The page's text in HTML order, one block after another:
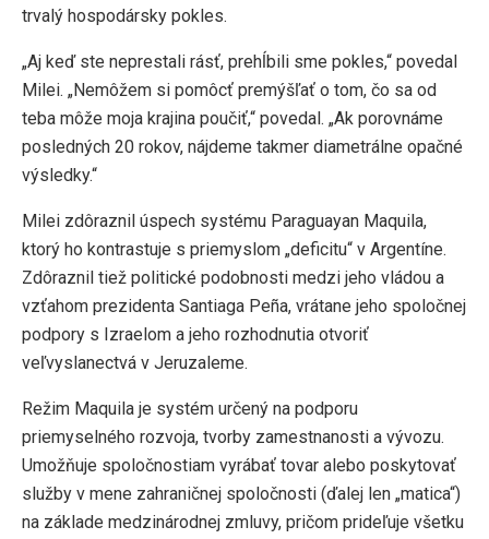
trvalý hospodársky pokles.
„Aj keď ste neprestali rásť, prehĺbili sme pokles,“ povedal
Milei. „Nemôžem si pomôcť premýšľať o tom, čo sa od
teba môže moja krajina poučiť,“ povedal. „Ak porovnáme
posledných 20 rokov, nájdeme takmer diametrálne opačné
výsledky.“
Milei zdôraznil úspech systému Paraguayan Maquila,
ktorý ho kontrastuje s priemyslom „deficitu“ v Argentíne.
Zdôraznil tiež politické podobnosti medzi jeho vládou a
vzťahom prezidenta Santiaga Peña, vrátane jeho spoločnej
podpory s Izraelom a jeho rozhodnutia otvoriť
veľvyslanectvá v Jeruzaleme.
Režim Maquila je systém určený na podporu
priemyselného rozvoja, tvorby zamestnanosti a vývozu.
Umožňuje spoločnostiam vyrábať tovar alebo poskytovať
služby v mene zahraničnej spoločnosti (ďalej len „matica“)
na základe medzinárodnej zmluvy, pričom prideľuje všetku